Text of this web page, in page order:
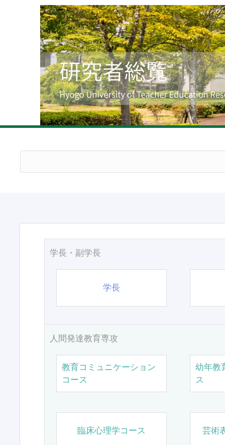
学長・副学長
学長
人間発達教育専攻
教育コミュニケーション
コース
幼年教
ス
臨床心理学コース 芸術